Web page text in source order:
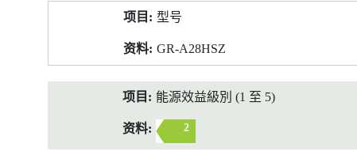
型号
GR-A28HSZ
能源效益級別 (1 至 5)
2